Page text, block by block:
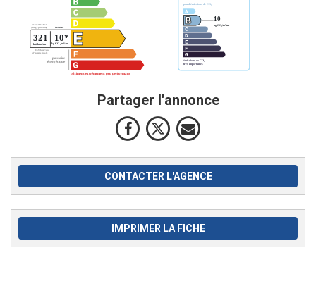
Partager l'annonce
CONTACTER L'AGENCE
IMPRIMER LA FICHE